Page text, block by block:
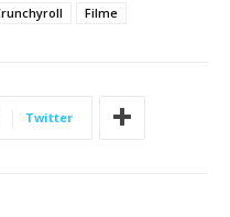
Filme
Twitter